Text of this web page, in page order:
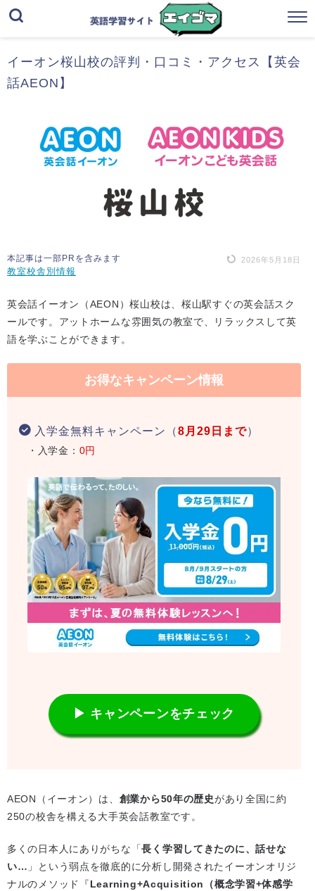
イーオン桜山校の評判・口コミ・アクセス【英会
話AEON】
本記事は一部PRを含みます 2026年5月18日
教室校舎別情報
英会話イーオン（AEON）桜山校は、桜山駅すぐの英会話スク
ールです。アットホームな雰囲気の教室で、リラックスして英
語を学ぶことができます。
お得なキャンペーン情報
入学金無料キャンペーン（8月29日まで）
・入学金： 0円
▶ キャンペーンをチェック
AEON（イーオン）は、 創業から50年の歴史があり全国に約
250の校舎を構える大手英会話教室です。
多くの日本人にありがちな「長く学習してきたのに、話せな
い… 」という弱点を徹底的に分析し開発されたイーオンオリジ
ナルのメソッド『Learning+Acquisition（概念学習+体感学